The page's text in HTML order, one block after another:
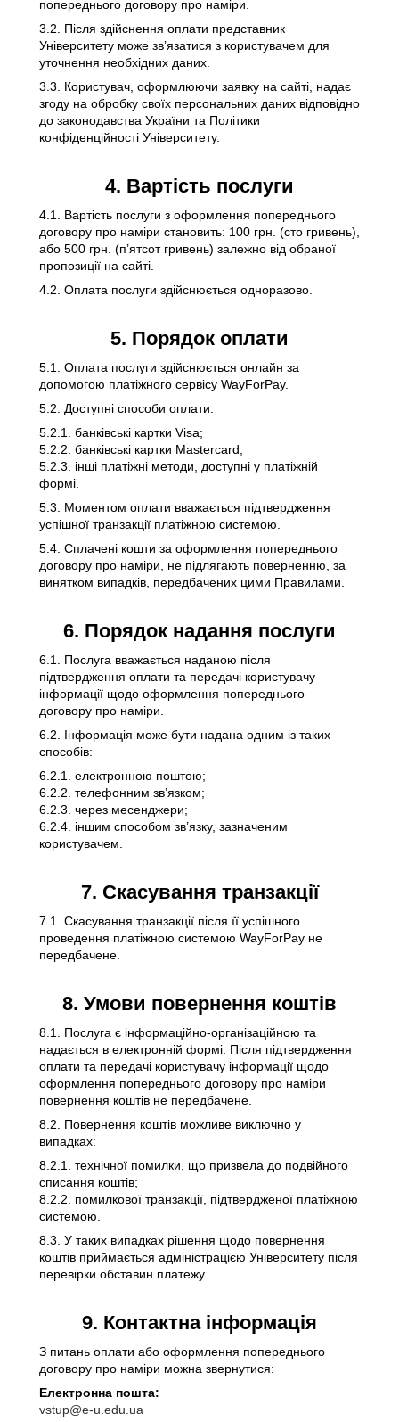
попереднього договору про наміри.
3.2. Після здійснення оплати представник
Університету може зв’язатися з користувачем для
уточнення необхідних даних.
3.3. Користувач, оформлюючи заявку на сайті, надає
згоду на обробку своїх персональних даних відповідно
до законодавства України та Політики
конфіденційності Університету.
4. Вартість послуги
4.1. Вартість послуги з оформлення попереднього
договору про наміри становить: 100 грн. (сто гривень),
або 500 грн. (п’ятсот гривень) залежно від обраної
пропозиції на сайті.
4.2. Оплата послуги здійснюється одноразово.
5. Порядок оплати
5.1. Оплата послуги здійснюється онлайн за
допомогою платіжного сервісу WayForPay.
5.2. Доступні способи оплати:
5.2.1. банківські картки Visa;
5.2.2. банківські картки Mastercard;
5.2.3. інші платіжні методи, доступні у платіжній
формі.
5.3. Моментом оплати вважається підтвердження
успішної транзакції платіжною системою.
5.4. Сплачені кошти за оформлення попереднього
договору про наміри, не підлягають поверненню, за
винятком випадків, передбачених цими Правилами.
6. Порядок надання послуги
6.1. Послуга вважається наданою після
підтвердження оплати та передачі користувачу
інформації щодо оформлення попереднього
договору про наміри.
6.2. Інформація може бути надана одним із таких
способів:
6.2.1. електронною поштою;
6.2.2. телефонним зв’язком;
6.2.3. через месенджери;
6.2.4. іншим способом зв’язку, зазначеним
користувачем.
7. Скасування транзакції
7.1. Скасування транзакції після її успішного
проведення платіжною системою WayForPay не
передбачене.
8. Умови повернення коштів
8.1. Послуга є інформаційно-організаційною та
надається в електронній формі. Після підтвердження
оплати та передачі користувачу інформації щодо
оформлення попереднього договору про наміри
повернення коштів не передбачене.
8.2. Повернення коштів можливе виключно у
випадках:
8.2.1. технічної помилки, що призвела до подвійного
списання коштів;
8.2.2. помилкової транзакції, підтвердженої платіжною
системою.
8.3. У таких випадках рішення щодо повернення
коштів приймається адміністрацією Університету після
перевірки обставин платежу.
9. Контактна інформація
З питань оплати або оформлення попереднього
договору про наміри можна звернутися:
Електронна пошта:
vstup@e-u.edu.ua